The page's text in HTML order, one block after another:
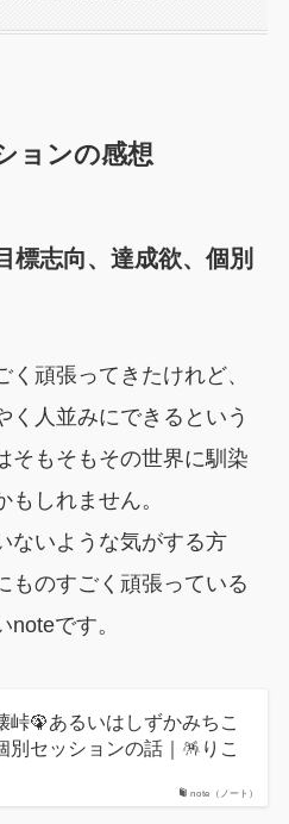
ョンの感想
標志向、達成欲、個別
頑張ってきたけれど、
く人並みにできるという
そもそもその世界に馴染
しれません。
ないような気がする方
ものすごく頑張っている
です。
note（ノート）
峠🦚あるいはしずかみちこ
別セッションの話｜🪅りこ